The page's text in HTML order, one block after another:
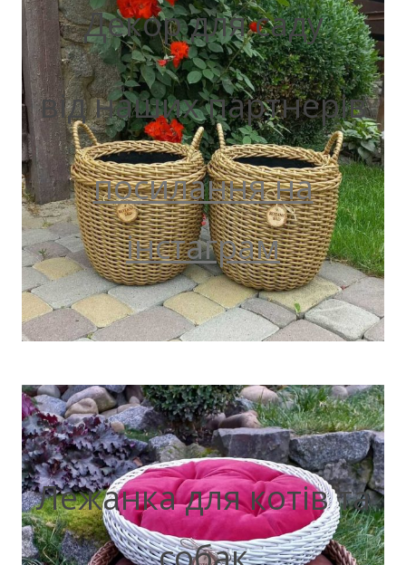
Декор для саду
від наших партнерів
посилання на
інстаграм
Лежанка для котів та